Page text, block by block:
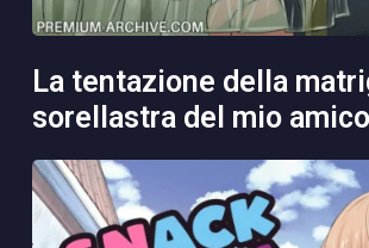
la tentazione della matrigna e
sorellastra del mio